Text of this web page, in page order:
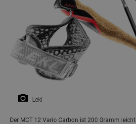
Leki
Der MCT 12 Vario Carbon ist 200 Gramm leicht